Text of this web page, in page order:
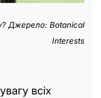
Джерело: Botanical
Interests
всіх